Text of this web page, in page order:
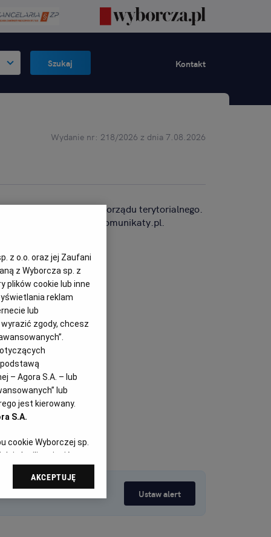
Szukaj Kontakt
Wydanie nr: 218/2026 z dnia 7.08.2026
w jednostkach samorządu terytorialnego.
pracy w z serwisem komunikaty.pl.
spełniającymi Ustaw alert
z o.o. oraz jej Zaufani
z Wyborcza sp. z
plików cookie lub inne
reklam
lub
zgody, chcesz
– Agora S.A. – lub
lub
jest kierowany.
S.A.
cookie Wyborczej sp.
chwili zmienić
do sekcji
AKCEPTUJĘ